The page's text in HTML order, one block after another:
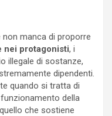
manca di proporre
nei protagonisti, i
illegale di sostanze,
dipendenti.
quando si tratta di
della
che sostiene